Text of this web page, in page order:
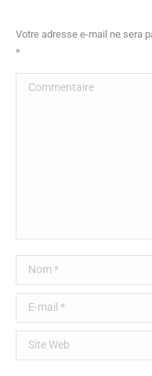
Votre adresse e-mail ne sera
*
Commentaire
Nom *
E-mail *
Site Web